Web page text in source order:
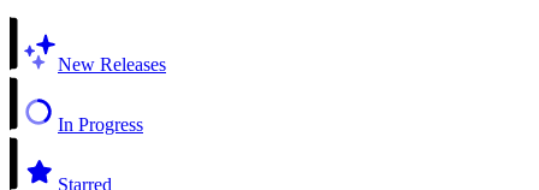
New Releases
In Progress
Starred